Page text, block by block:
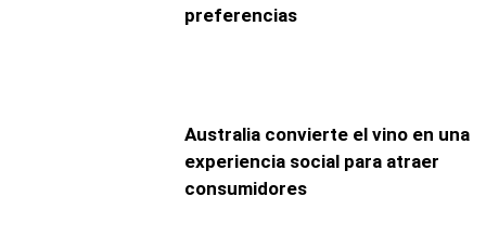
preferencias
Australia convierte el vino en una
experiencia social para atraer
consumidores